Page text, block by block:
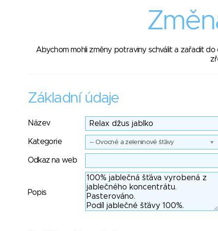
Abychom mohli změny potraviny schválit a zařadit
Základní údaje
Název
Kategorie -- Ovocné a zeleninové šťávy
Odkaz na web
Popis